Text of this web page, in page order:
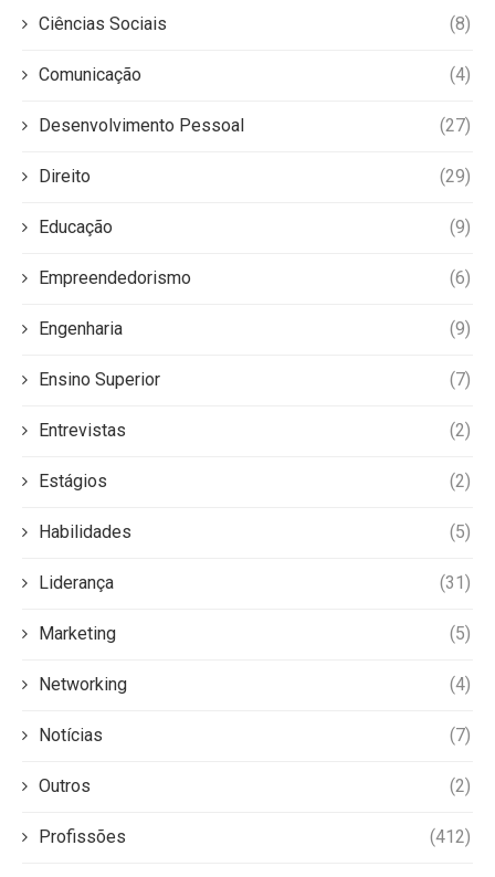
Ciências Sociais (8)
Comunicação (4)
Desenvolvimento Pessoal (27)
Direito (29)
Educação (9)
Empreendedorismo (6)
Engenharia (9)
Ensino Superior (7)
Entrevistas (2)
Estágios (2)
Habilidades (5)
Liderança (31)
Marketing (5)
Networking (4)
Notícias (7)
Outros (2)
Profissões (412)